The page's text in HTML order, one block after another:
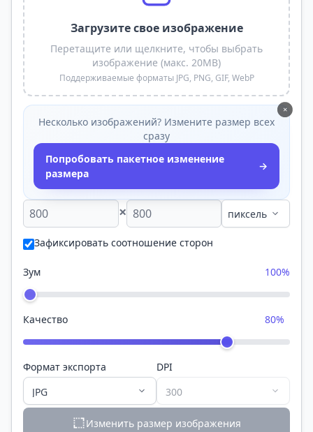
Загрузите свое изображение
Перетащите или щелкните, чтобы выбрать
изображение (макс. 20MB)
Поддерживаемые форматы JPG, PNG, GIF, WebP
×
Несколько изображений? Измените размер всех
сразу
Попробовать пакетное изменение
размера
→
×
Зафиксировать соотношение сторон
Зум 100%
Качество 80%
Формат экспорта DPI
Изменить размер изображения